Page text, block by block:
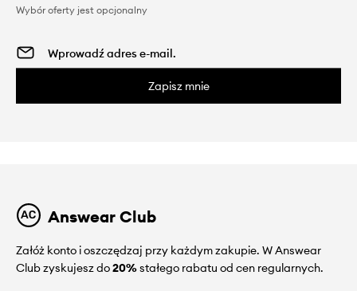
Wybór oferty jest opcjonalny
Zapisz mnie
Answear Club
Załóż konto i oszczędzaj przy każdym zakupie. W Answear
Club zyskujesz do20%stałego rabatu od cen regularnych.